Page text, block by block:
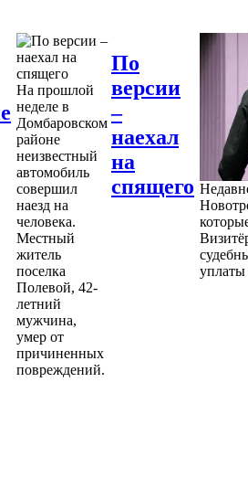
На прошлой
неделе в
Домбаровском
районе
неизвестный
автомобиль
совершил
наезд на
человека.
Местный
житель
поселка
Полевой, 42-
летний
мужчина,
умер от
причиненных
повреждений.
По
версии
–
наехал
на
спящего
уплаты